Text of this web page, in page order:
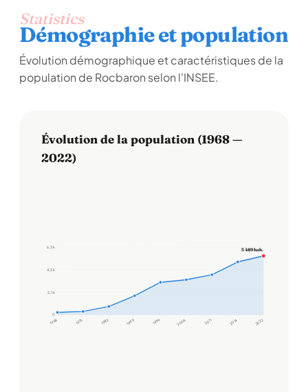
Statistics
Démographie et population
Évolution démographique et caractéristiques de la
population de Rocbaron selon l'INSEE.
Évolution de la population (1968 —
2022)
0
2,1 k
4,2 k
6,3 k
1968 1975 1982 1990 1999 2006 2011 2016 2022
5 489 hab.